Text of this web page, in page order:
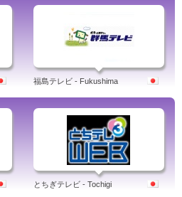
福島テレビ - Fukushima
とちぎテレビ - Tochigi